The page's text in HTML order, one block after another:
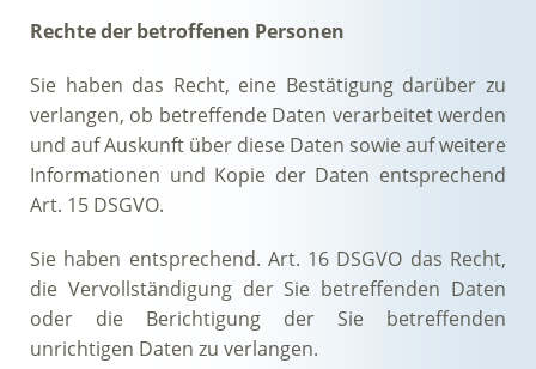
Rechte der betroffenen Personen
Sie haben das Recht, eine Bestätigung darüber zu
verlangen, ob betreffende Daten verarbeitet werden
und auf Auskunft über diese Daten sowie auf weitere
Informationen und Kopie der Daten entsprechend
Art. 15 DSGVO.
Sie haben entsprechend. Art. 16 DSGVO das Recht,
die Vervollständigung der Sie betreffenden Daten
oder die Berichtigung der Sie betreffenden
unrichtigen Daten zu verlangen.